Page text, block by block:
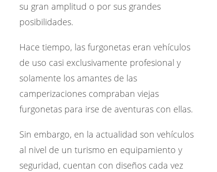
su gran amplitud o por sus grandes
posibilidades.
Hace tiempo, las furgonetas eran vehículos
de uso casi exclusivamente profesional y
solamente los amantes de las
camperizaciones compraban viejas
furgonetas para irse de aventuras con ellas.
Sin embargo, en la actualidad son vehículos
al nivel de un turismo en equipamiento y
seguridad, cuentan con diseños cada vez